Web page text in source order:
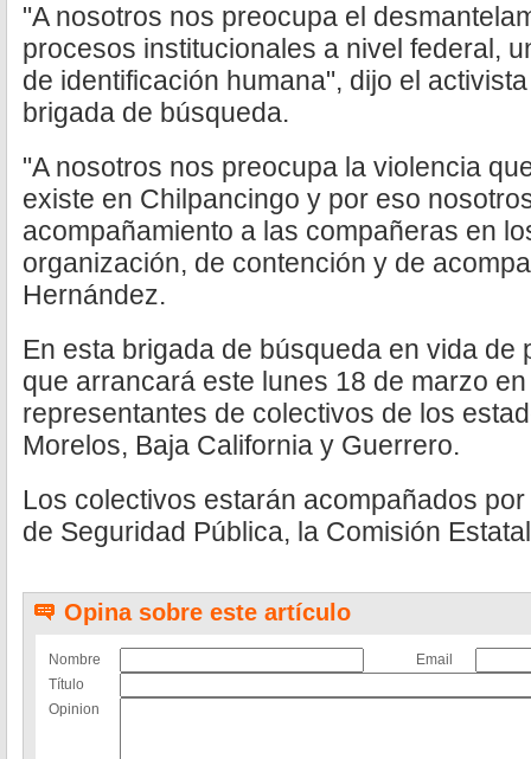
"A nosotros nos preocupa el
procesos institucionales a nivel federal,
de identificación humana", dijo el
brigada de búsqueda.
"A nosotros nos preocupa la violencia
existe en Chilpancingo y por eso
acompañamiento a las compañeras en
organización, de contención y de
Hernández.
En esta brigada de búsqueda en vida
que arrancará este lunes 18 de marzo
representantes de colectivos de los
Morelos, Baja California y Guerrero.
Los colectivos estarán acompañados
de Seguridad Pública, la Comisión
Opina sobre este artículo
Nombre
Email
Título
Opinion